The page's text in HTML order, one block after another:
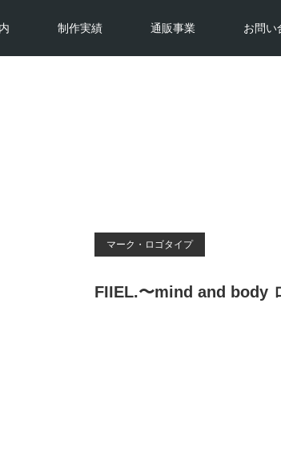
制作実績 通販事業 お問い
マーク・ロゴタイプ
FIIEL.〜mind and body